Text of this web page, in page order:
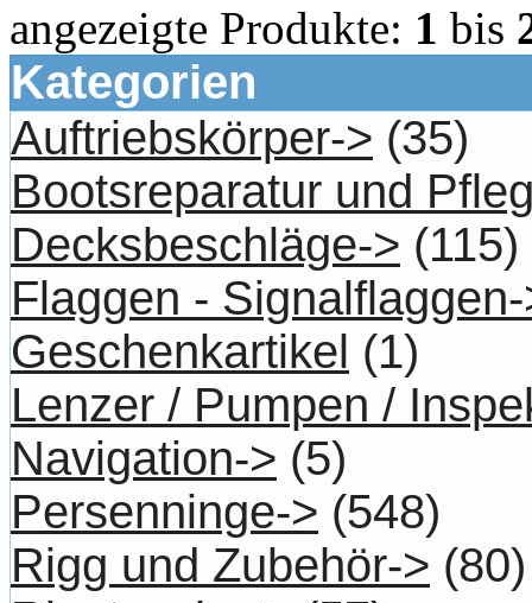
angezeigte Produkte: 1 bis
Kategorien
Auftriebskörper-> (35)
Bootsreparatur und
Decksbeschläge-> (115)
Flaggen -
Geschenkartikel (1)
Lenzer / Pumpen /
Navigation-> (5)
Persenninge-> (548)
Rigg und Zubehör-> (80)